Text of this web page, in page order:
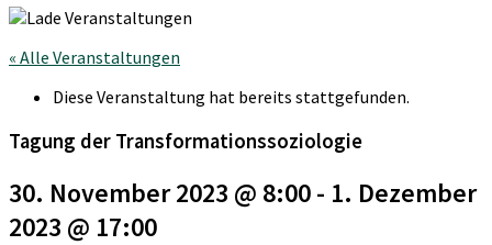
« Alle Veranstaltungen
Diese Veranstaltung hat bereits stattgefunden.
Tagung der Transformationssoziologie
30. November 2023 @ 8:00- 1. Dezember
2023 @ 17:00